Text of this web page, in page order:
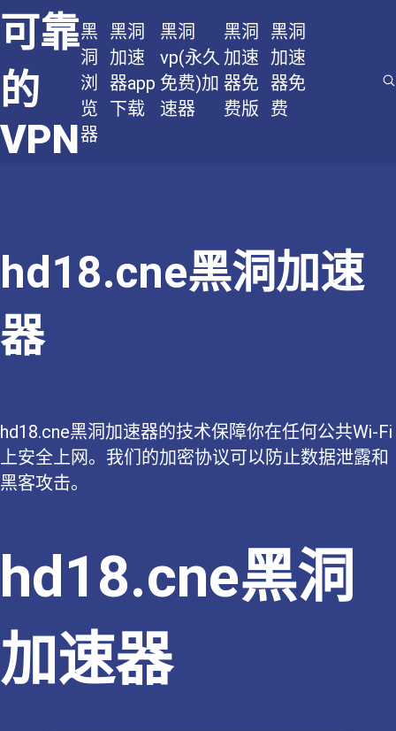
可靠
的
VPN
黑
洞
浏
览
器
黑洞
加速
器app
下载
黑洞
vp(永久
免费)加
速器
黑洞
加速
器免
费版
黑洞
加速
器免
费
hd18.cne黑洞加速
器
hd18.cne黑洞加速器的技术保障你在任何公共Wi-Fi
上安全上网。我们的加密协议可以防止数据泄露和
黑客攻击。
hd18.cne黑洞
加速器